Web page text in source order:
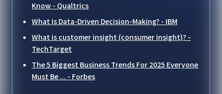
Know - Qualtrics
What Is Data-Driven Decision-Making? - IBM
What is customer insight (consumer insight)? -
TechTarget
The 5 Biggest Business Trends For 2025 Everyone
Must Be ... - Forbes